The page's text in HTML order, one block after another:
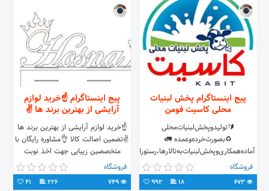
پیج اینستاگرام پخش لبنیات
محلی کاسیت فومن
🔰تولید‌وپخش‌لبنیات‌محلی
♻️بصورت‌خرده‌و‌عمده 🚛
آماده‌همکاری‌وپخش‌لبنیات‌به‌تالارها،رستوران‌ها،سوپرمارکت‌هاو...میباشد
🗣موسوی ۰۹۱۲۴۵۰۹۴۱۵ 🌏
گیلان،فومن
فروشگاه
18
992
پیج اینستاگرام ☝خرید لوازم
آرایشی از بهترین برند ها ✌
☝خرید لوازم آرایشی از بهترین برند ها
✌تضمین اصالت کالا 👌مشاوره رایگان با
متخصصین زیبایی جهت اخذ نوبت
مشاوره با شماره زیر تماس بگیرید
۰۹۱۳۸۱۶۱۸۷۸
فروشگاه
226
41